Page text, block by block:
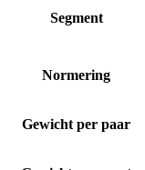
Segment
Normering
Gewicht per paar